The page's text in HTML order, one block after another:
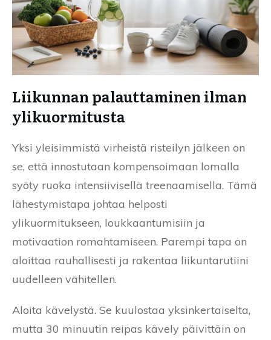
Liikunnan palauttaminen ilman
ylikuormitusta
Yksi yleisimmistä virheistä risteilyn jälkeen on
se, että innostutaan kompensoimaan lomalla
syöty ruoka intensiivisellä treenaamisella. Tämä
lähestymistapa johtaa helposti
ylikuormitukseen, loukkaantumisiin ja
motivaation romahtamiseen. Parempi tapa on
aloittaa rauhallisesti ja rakentaa liikuntarutiini
uudelleen vähitellen.
Aloita kävelystä. Se kuulostaa yksinkertaiselta,
mutta 30 minuutin reipas kävely päivittäin on